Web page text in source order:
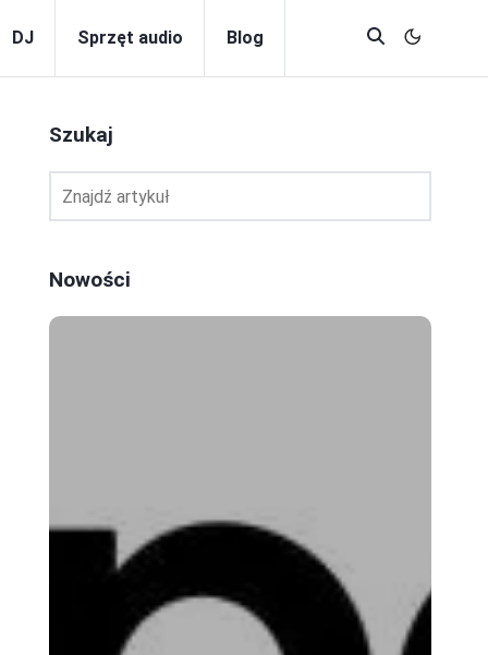
DJ Sprzęt audio Blog
Szukaj
Nowości